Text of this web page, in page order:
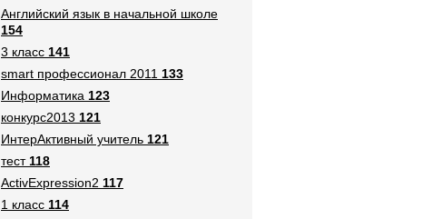
Английский язык в начальной школе
154
3 класс 141
smart профессионал 2011 133
Информатика 123
конкурс2013 121
ИнтерАктивный учитель 121
тест118
ActivExpression2 117
1 класс 114